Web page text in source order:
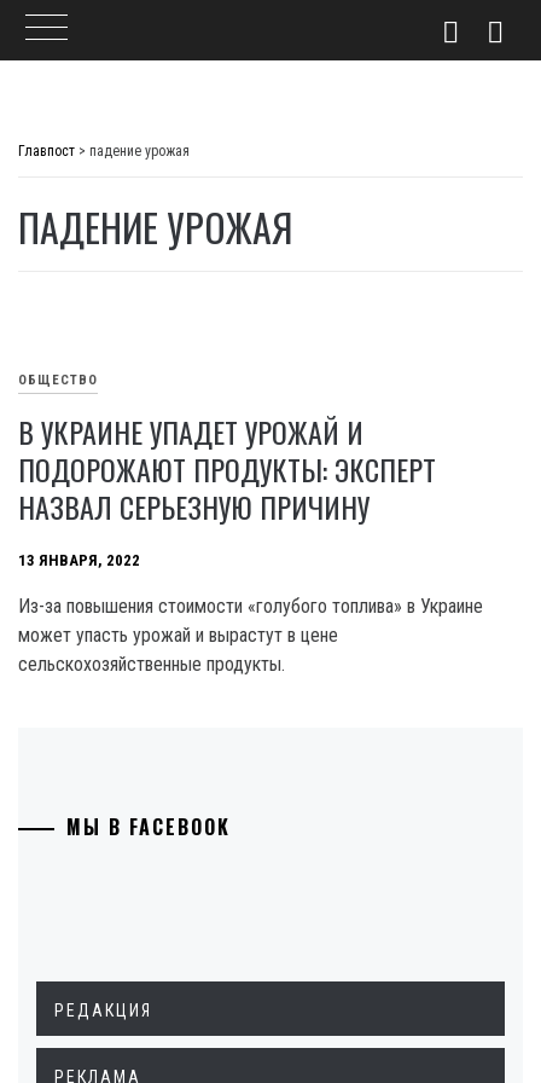
Главпост > падение урожая
ПАДЕНИЕ УРОЖАЯ
ОБЩЕСТВО
В УКРАИНЕ УПАДЕТ УРОЖАЙ И
ПОДОРОЖАЮТ ПРОДУКТЫ: ЭКСПЕРТ
НАЗВАЛ СЕРЬЕЗНУЮ ПРИЧИНУ
13 ЯНВАРЯ, 2022
Из-за повышения стоимости «голубого топлива» в Украине
может упасть урожай и вырастут в цене
сельскохозяйственные продукты.
МЫ В FACEBOOK
РЕДАКЦИЯ
РЕКЛАМА